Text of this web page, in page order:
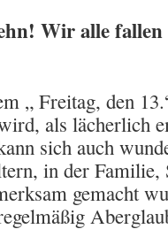
Wir alle
„ Freitag, den
als lächerlich
sich auch
in der Familie,
gemacht